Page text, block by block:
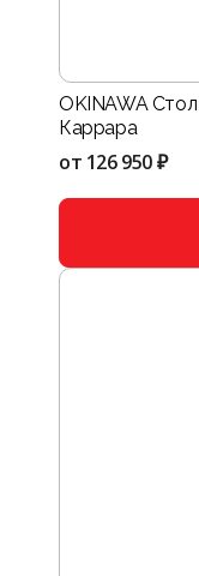
OKINAWA
Каррара
от 126 950 ₽